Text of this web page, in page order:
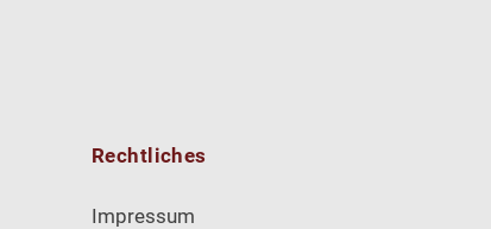
Rechtliches
Impressum